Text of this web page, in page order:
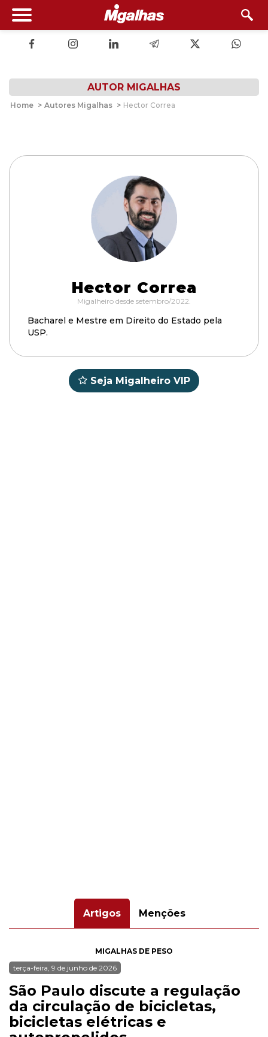
AUTOR MIGALHAS
Home > Autores Migalhas > Hector Correa
Hector Correa
Migalheiro desde setembro/2022.
Bacharel e Mestre em Direito do Estado pela
USP.
Seja Migalheiro VIP
Artigos Menções
MIGALHAS DE PESO
terça-feira, 9 de junho de 2026
São Paulo discute a regulação
da circulação de bicicletas,
bicicletas elétricas e